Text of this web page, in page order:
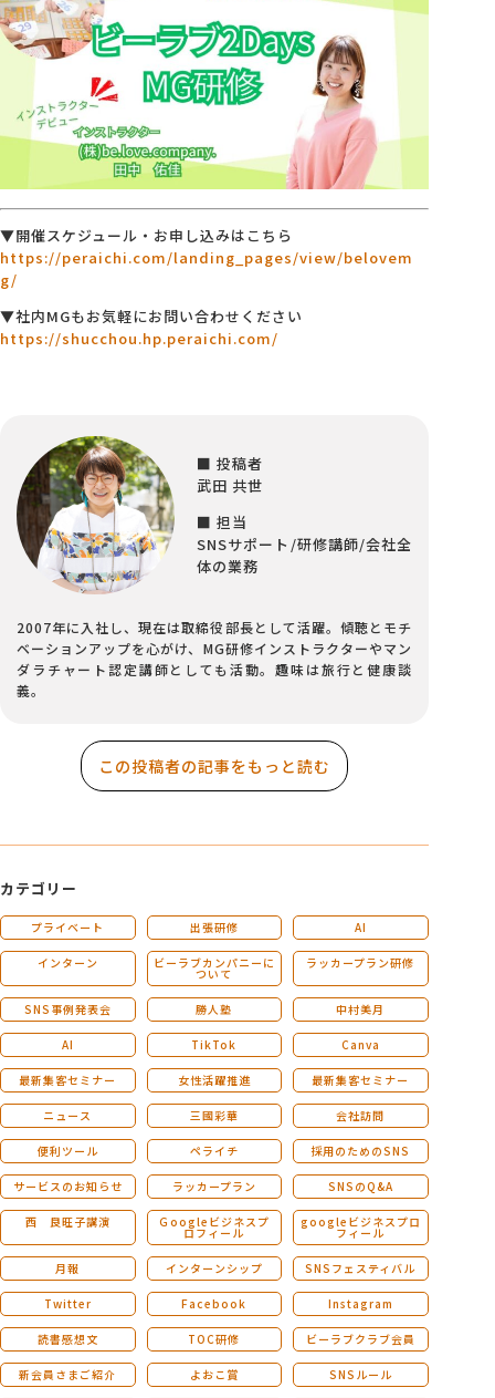
▼開催スケジュール・お申し込みはこちら
https://peraichi.com/landing_pages/view/belovem
g/
▼社内MGもお気軽にお問い合わせください
https://shucchou.hp.peraichi.com/
■ 投稿者
武田 共世
■ 担当
SNSサポート/研修講師/会社全
体の業務
2007年に入社し、現在は取締役部長として活躍。傾聴とモチ
ベーションアップを心がけ、MG研修インストラクターやマン
ダラチャート認定講師としても活動。趣味は旅行と健康談
義。
この投稿者の記事をもっと読む
カテゴリー
プライベート 出張研修 AI
インターン ビーラブカンパニーに
ついて
ラッカープラン研修
SNS事例発表会 勝人塾 中村美月
AI TikTok Canva
最新集客セミナー 女性活躍推進 最新集客セミナー
ニュース 三國彩華 会社訪問
便利ツール ペライチ 採用のためのSNS
サービスのお知らせ ラッカープラン SNSのQ&A
西 良旺子講演 Ｇoogleビジネスプ
ロフィール
googleビジネスプロ
フィール
月報 インターンシップ SNSフェスティバル
Twitter Facebook Instagram
読書感想文 TOC研修 ビーラブクラブ会員
新会員さまご紹介 よおこ賞 SNSルール